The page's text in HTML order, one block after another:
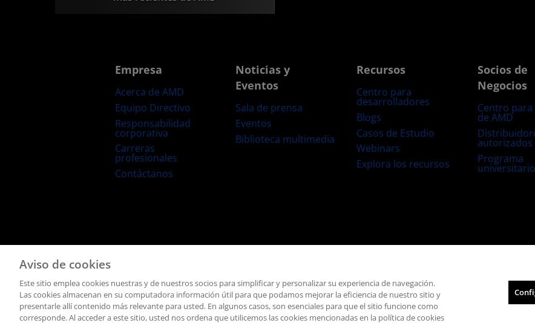
Empresa
Acerca de AMD
Equipo Directivo
Responsabilidad
corporativa
Carreras
profesionales
Contáctanos
Noticias y
Eventos
Sala de prensa
Eventos
Biblioteca multimedia
Recursos
Centro para
desarrolladores
Blogs
Casos de Estudio
Webinars
Explora los recursos
Socios de
Negocios
Centro para
de AMD
autorizados
Programa
Términos y Condiciones
© 2026 Advanced Micro Devices, Inc.
Aviso de cookies
Este sitio emplea cookies nuestras y de nuestros socios para simplificar y personalizar su experiencia de navegación.
Las cookies almacenan en su computadora información útil para que podamos mejorar la eficiencia de nuestro sitio y
presentarle allí contenido más relevante para usted. En algunos casos, son esenciales para que el sitio funcione como
corresponde. Al acceder a este sitio, usted nos ordena que utilicemos las cookies mencionadas en la política de cookies